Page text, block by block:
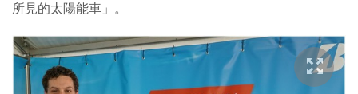
所見的太陽能車」。